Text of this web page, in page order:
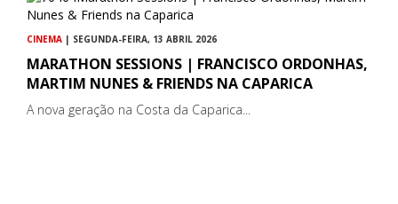
CINEMA | SEGUNDA-FEIRA, 13 ABRIL 2026
MARATHON SESSIONS | FRANCISCO ORDONHAS,
MARTIM NUNES & FRIENDS NA CAPARICA
A nova geração na Costa da Caparica...